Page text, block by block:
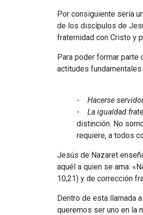
Por consiguiente sería
de los discípulos de
fraternidad con Cristo y
Para poder formar
actitudes fundamentales:
- Hacerse
- La igualdad
distinción. No
requiere, a todos
Jesús de Nazaret
aquél a quien se ama:
10,21) y de corrección
Dentro de esta llamada
queremos ser uno en la